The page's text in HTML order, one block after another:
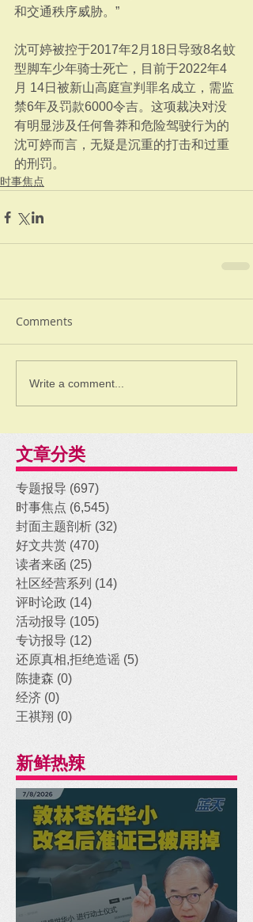
和交通秩序威胁。”
沈可婷被控于2017年2月18日导致8名蚊
型脚车少年骑士死亡，目前于2022年4
月 14日被新山高庭宣判罪名成立，需监
禁6年及罚款6000令吉。这项裁决对没
有明显涉及任何鲁莽和危险驾驶行为的
沈可婷而言，无疑是沉重的打击和过重
的刑罚。
时事焦点
Comments
Write a comment...
文章分类
专题报导 (697)
时事焦点 (6,545)
封面主题剖析 (32)
好文共赏 (470)
读者来函 (25)
社区经营系列 (14)
评时论政 (14)
活动报导 (105)
专访报导 (12)
还原真相,拒绝造谣 (5)
陈捷森 (0)
经济 (0)
王祺翔 (0)
新鲜热辣